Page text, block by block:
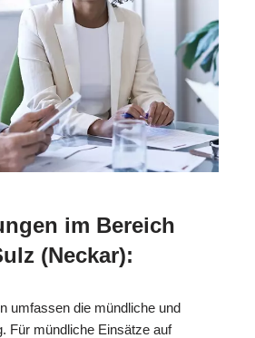
im Bereich
(Neckar):
umfassen die mündliche und
Für mündliche Einsätze auf